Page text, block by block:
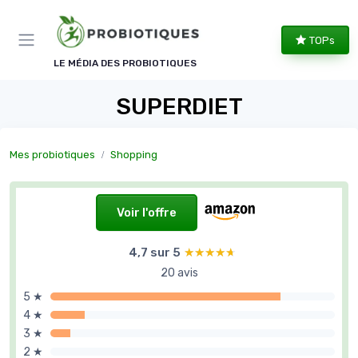
LE MÉDIA DES PROBIOTIQUES
TOPs
SUPERDIET
Mes probiotiques Shopping
Voir l'offre
4,7 sur 5 ★★★★★
★★★★★
20 avis
5 ★
4 ★
3 ★
2 ★